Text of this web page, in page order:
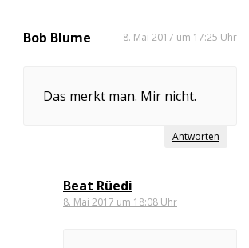
Bob Blume 8. Mai 2017 um 17:25 Uhr
Das merkt man. Mir nicht.
Antworten
Beat Rüedi
8. Mai 2017 um 18:08 Uhr